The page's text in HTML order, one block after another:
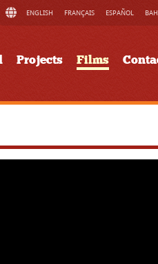
ENGLISH FRANÇAIS ESPAÑOL
Projects Films